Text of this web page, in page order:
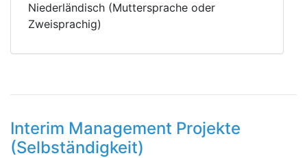
Niederländisch (Muttersprache oder
Zweisprachig)
Interim Management Projekte
(Selbständigkeit)